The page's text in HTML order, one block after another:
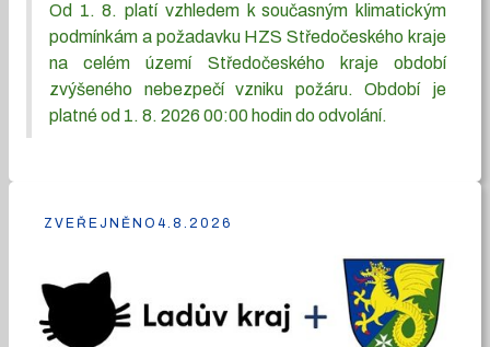
Od 1. 8. platí vzhledem k současným klimatickým
podmínkám a požadavku HZS Středočeského kraje
na celém území Středočeského kraje období
zvýšeného nebezpečí vzniku požáru. Období je
platné od 1. 8. 2026 00:00 hodin do odvolání.
ZVEŘEJNĚNO 4.8.2026